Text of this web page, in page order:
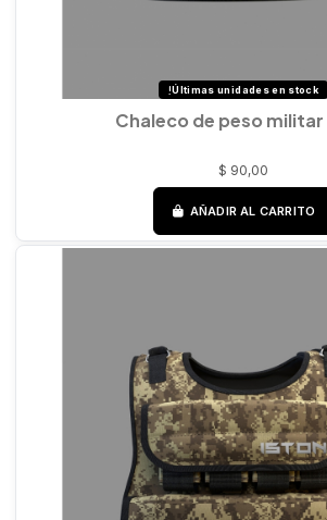
Últimas unidades en stock
Chaleco de peso militar
$ 90,00
AÑADIR AL CARRITO